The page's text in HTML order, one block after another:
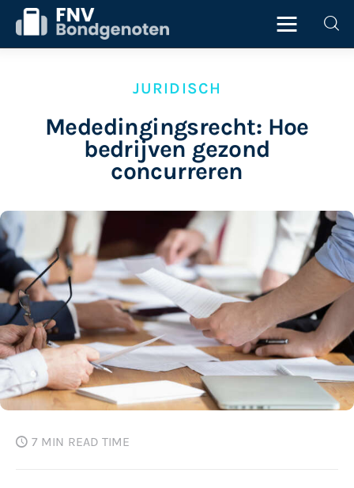
Beurs
Juridisch
Personeel
Starter
JURIDISCH
Mededingingsrecht: Hoe
bedrijven gezond
concurreren
7 MIN READ TIME